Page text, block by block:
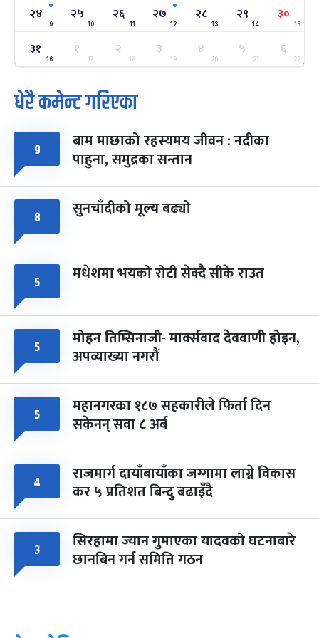
सोम फाल्गुन २४, २०८३- Mar 8, 2027
२५
मंगल
ग्याल्पो ल्होसार
फाल्गुन २५, २०८३ Mar 9, 2027
७ महिना बाँकी
७
आइत
पूर्णिमा व्रत
चैत्र ७, २०८३-Mar 21, 2027
८ फागुपूर्णिमा
चैत्र ८, २०८३-Mar 22, 2027
७ महिना बाँकी
२४
9
२५
10
२६
11
२७
12
२८
13
२९
14
३०
15
३१
16
१
17
२
18
३
19
४
20
५
21
६
22
धेरै कमेन्ट गरिएका
९ बाम माछाको रहस्यमय जीवन : नदीका
पाहुना, समुद्रका सन्तान
८ सुनचाँदीको मूल्य बढ्यो
५ मधेशमा भयको रोटी सेक्दै सीके राउत
५ मोहन तिम्सिनाजी- मार्क्सवाद देववाणी होइन,
अपव्याख्या नगरौं
५ महानगरका १८७ सहकारीले फिर्ता दिन
सकेनन् सवा ८ अर्ब
४ राजमार्ग दायाँबायाँका जग्गामा लाग्ने विकास
कर ५ प्रतिशत बिन्दु बढाइँदै
३ सिरहामा ज्यान गुमाएका यादवको घटनाबारे
छानबिन गर्न समिति गठन